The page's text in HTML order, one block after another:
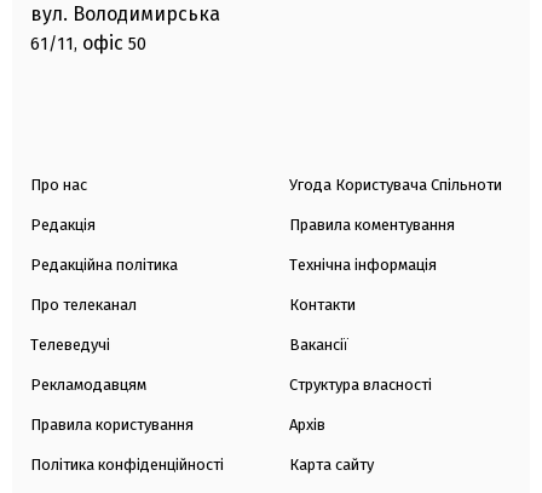
вул. Володимирська
61/11, офіс 50
Про нас
Редакція
Редакційна політика
Про телеканал
Телеведучі
Рекламодавцям
Правила користування
Політика конфіденційності
Угода Користувача Спільноти
Правила коментування
Технічна інформація
Контакти
Вакансії
Структура власності
Архів
Карта сайту